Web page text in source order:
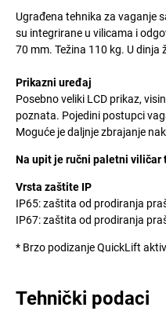
Ugrađena tehnika za vaganje
su integrirane u vilicama i
70 mm. Težina 110 kg. U dinja
Prikazni uređaj
Posebno veliki LCD prikaz,
poznata. Pojedini postupci
Moguće je daljnje zbrajanje
Na upit je ručni paletni viličar
Vrsta zaštite IP
IP65: zaštita od prodiranja
IP67: zaštita od prodiranja
* Brzo podizanje QuickLift
Tehnički podaci